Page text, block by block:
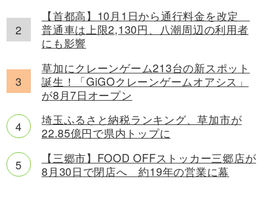
【首都高】10月1日から通行料金を改定
普通車は上限2,130円、八潮周辺の利用者
にも影響
草加にクレーンゲーム213台の新スポット
誕生！「GiGOクレーンゲームオアシス」
が8月7日オープン
埼玉ふるさと納税ランキング、草加市が
22.85億円で県内トップに
【三郷市】FOOD OFFストッカー三郷店が
8月30日で閉店へ 約19年の営業に幕